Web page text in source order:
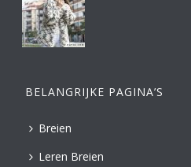
BELANGRIJKE PAGINA’S
Breien
Leren Breien